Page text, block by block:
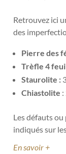
Retrouvez ici
des
Pierre des
Trèfle 4
Staurolite :
Chiastolite :
Les défauts
indiqués sur
En savoir +